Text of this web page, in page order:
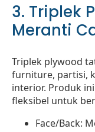
3. Triplek
Meranti
Triplek plywood
furniture, partisi,
interior. Produk
fleksibel untuk
Face/Back: